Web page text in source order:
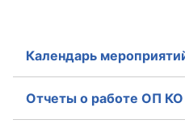
Регламент ОП КО
Кодекс этики ОП КО
Календарь
Отчеты о работе ОП КО